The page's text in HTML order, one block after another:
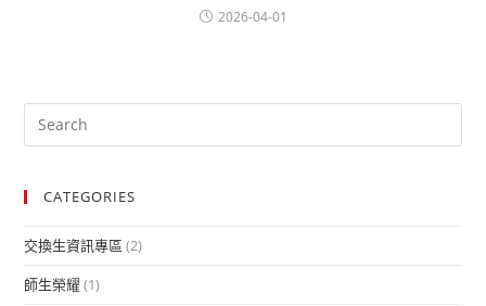
2026-04-01
CATEGORIES
交換生資訊專區 (2)
師生榮耀(1)